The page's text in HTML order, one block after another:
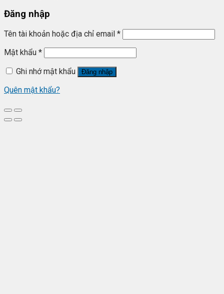
Đăng nhập
Tên tài khoản hoặc địa chỉ email *
Mật khẩu *
Ghi nhớ mật khẩu
Đăng nhập
Quên mật khẩu?